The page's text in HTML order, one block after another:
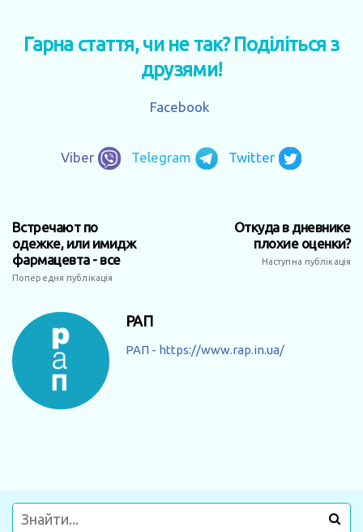
Гарна стаття, чи не так? Поділіться з
друзями!
Facebook
Viber Telegram Twitter
Встречают по
одежке, или имидж
фармацевта - все
Попередня публікація
Откуда в дневнике
плохие оценки?
Наступна публікація
РАП
РАП - https://www.rap.in.ua/